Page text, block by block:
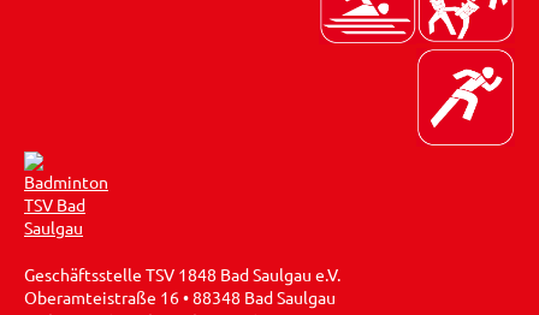
Geschäftsstelle TSV 1848 Bad Saulgau e.V.
Oberamteistraße 16 • 88348 Bad Saulgau